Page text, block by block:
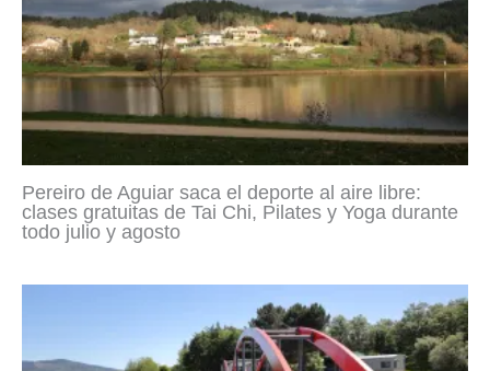
Pereiro de Aguiar saca el deporte al aire libre:
clases gratuitas de Tai Chi, Pilates y Yoga durante
todo julio y agosto